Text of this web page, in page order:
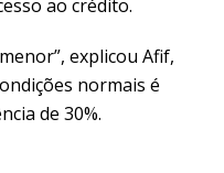
ao crédito.
explicou Afif,
normais é
de 30%.